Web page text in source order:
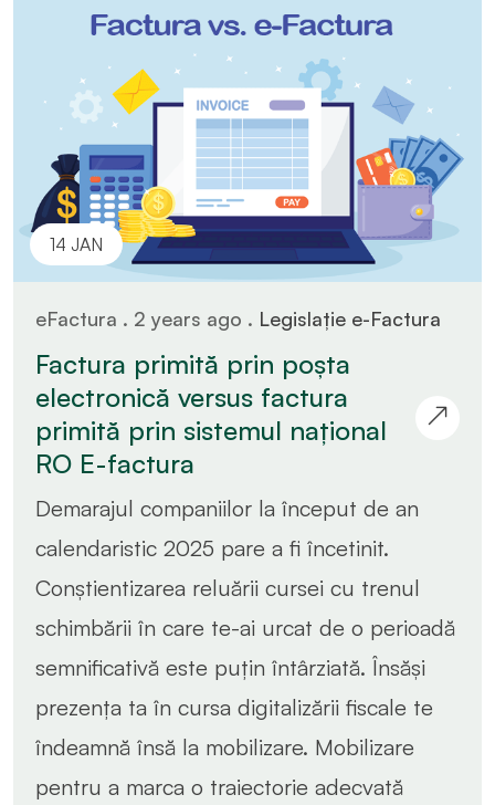
14 JAN
eFactura . 2 years ago . Legislație e-Factura
Factura primită prin poșta
electronică versus factura
primită prin sistemul național
RO E-factura
Demarajul companiilor la început de an
calendaristic 2025 pare a fi încetinit.
Conștientizarea reluării cursei cu trenul
schimbării în care te-ai urcat de o perioadă
semnificativă este puțin întârziată. Însăși
prezența ta în cursa digitalizării fiscale te
îndeamnă însă la mobilizare. Mobilizare
pentru a marca o traiectorie adecvată